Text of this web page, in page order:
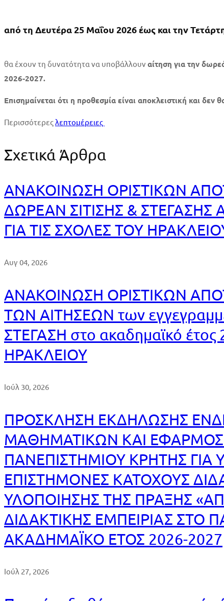
στέγαση
έτους
2026-
2027
από τη Δευτέρα 25 Μαΐου 2026 έως και την
θα έχουν τη δυνατότητα να υποβάλλουν αίτηση για την
2026-2027.
Επισημαίνεται ότι η προθεσμία είναι αποκλειστική και
Περισσότερεςλεπτομέρειες
Σχετικά Άρθρα
ΑΝΑΚΟΙΝΩΣΗ ΟΡΙΣΤΙΚΩΝ
ΔΩΡΕΑΝ ΣΙΤΙΣΗΣ &
ΓΙΑ ΤΙΣ ΣΧΟΛΕΣ ΤΟΥ
Αυγ 04, 2026
ΑΝΑΚΟΙΝΩΣΗ ΟΡΙΣΤΙΚΩΝ
ΤΩΝ ΑΙΤΗΣΕΩΝ των
ΣΤΕΓΑΣΗ στο ακαδημαϊκό έτος
ΗΡΑΚΛΕΙΟΥ
Ιούλ 30, 2026
ΠΡΟΣΚΛΗΣΗ ΕΚΔΗΛΩΣΗΣ
ΜΑΘΗΜΑΤΙΚΩΝ ΚΑΙ
ΠΑΝΕΠΙΣΤΗΜΙΟΥ ΚΡΗΤΗΣ
ΕΠΙΣΤΗΜΟΝΕΣ ΚΑΤΟΧΟΥΣ
ΥΛΟΠΟΙΗΣΗΣ ΤΗΣ ΠΡΑΞΗΣ
ΔΙΔΑΚΤΙΚΗΣ ΕΜΠΕΙΡΙΑΣ ΣΤΟ
ΑΚΑΔΗΜΑΪΚΟ ΕΤΟΣ 2026-2027
Ιούλ 27, 2026